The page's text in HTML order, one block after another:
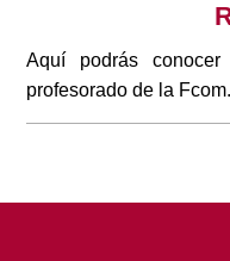
Aquí podrás
profesorado de la Fcom.